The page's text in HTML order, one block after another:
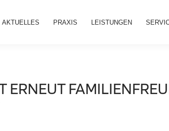
AKTUELLES PRAXIS LEISTUNGEN
ERNEUT